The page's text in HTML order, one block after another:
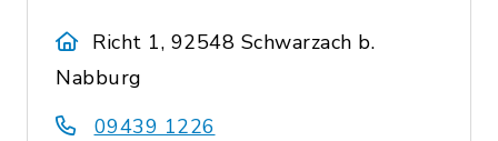
Richt 1, 92548 Schwarzach b.
Nabburg
09439 1226